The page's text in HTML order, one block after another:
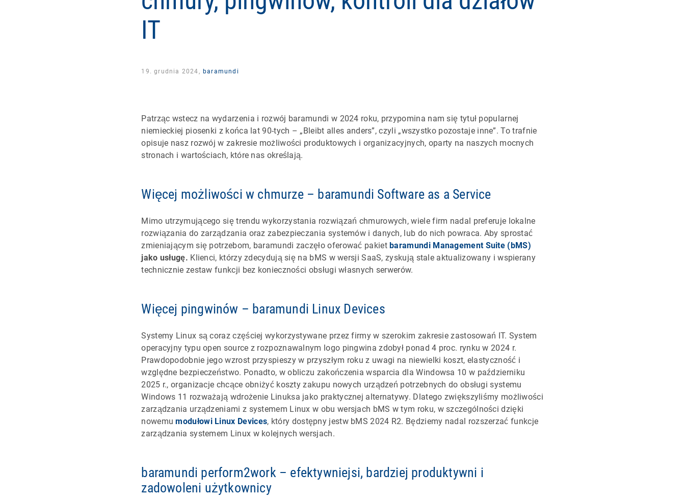
IT
19. grudnia 2024, baramundi
Patrząc wstecz na wydarzenia i rozwój baramundi w 2024 roku, przypomina nam się tytuł popularnej
niemieckiej piosenki z końca lat 90-tych – „Bleibt alles anders”, czyli „wszystko pozostaje inne”. To trafnie
opisuje nasz rozwój w zakresie możliwości produktowych i organizacyjnych, oparty na naszych mocnych
stronach i wartościach, które nas określają.
Więcej możliwości w chmurze – baramundi Software as a Service
Mimo utrzymującego się trendu wykorzystania rozwiązań chmurowych, wiele firm nadal preferuje lokalne
rozwiązania do zarządzania oraz zabezpieczania systemów i danych, lub do nich powraca. Aby sprostać
zmieniającym się potrzebom, baramundi zaczęło oferować pakietbaramundi Management Suite (bMS)
jako usługę. Klienci, którzy zdecydują się na bMS w wersji SaaS, zyskują stale aktualizowany i wspierany
technicznie zestaw funkcji bez konieczności obsługi własnych serwerów.
Więcej pingwinów – baramundi Linux Devices
Systemy Linux są coraz częściej wykorzystywane przez firmy w szerokim zakresie zastosowań IT. System
operacyjny typu open source z rozpoznawalnym logo pingwina zdobył ponad 4 proc. rynku w 2024 r.
Prawdopodobnie jego wzrost przyspieszy w przyszłym roku z uwagi na niewielki koszt, elastyczność i
względne bezpieczeństwo. Ponadto, w obliczu zakończenia wsparcia dla Windowsa 10 w październiku
2025 r., organizacje chcące obniżyć koszty zakupu nowych urządzeń potrzebnych do obsługi systemu
Windows 11 rozważają wdrożenie Linuksa jako praktycznej alternatywy. Dlatego zwiększyliśmy możliwości
zarządzania urządzeniami z systemem Linux w obu wersjach bMS w tym roku, w szczególności dzięki
nowemumodułowi Linux Devices, który dostępny jestw bMS 2024 R2. Będziemy nadal rozszerzać funkcje
zarządzania systemem Linux w kolejnych wersjach.
baramundi perform2work – efektywniejsi, bardziej produktywni i
zadowoleni użytkownicy